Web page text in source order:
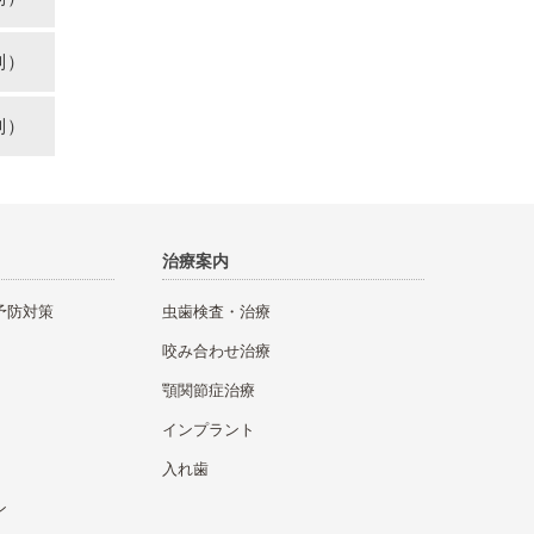
防対策
治療案内
虫歯検査・治療
咬み合わせ治療
顎関節症治療
インプラント
入れ歯